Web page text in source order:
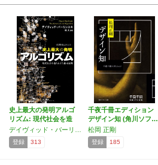
史上最大の発明アルゴ
リズム: 現代社会を造
り…
登録 313
千夜千冊エディション
デザイン知 (角川ソフ…
松岡 正剛
登録 185